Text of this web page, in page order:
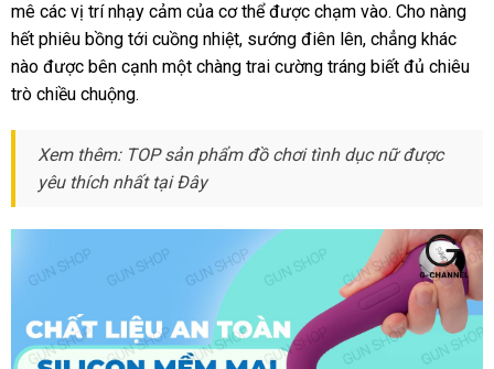
mê các vị trí nhạy cảm của cơ thể được chạm vào. Cho nàng
hết phiêu bồng tới cuồng nhiệt, sướng điên lên, chẳng khác
nào được bên cạnh một chàng trai cường tráng biết đủ chiêu
trò chiều chuộng.
Xem thêm: TOP sản phẩm đồ chơi tình dục nữ được
yêu thích nhất tại Đây